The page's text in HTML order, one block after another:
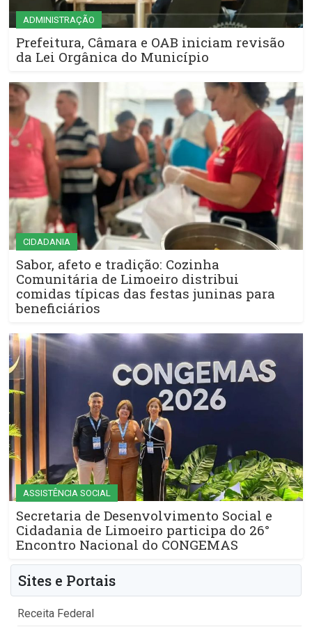
ADMINISTRAÇÃO
Prefeitura, Câmara e OAB iniciam revisão
da Lei Orgânica do Município
CIDADANIA
Sabor, afeto e tradição: Cozinha
Comunitária de Limoeiro distribui
comidas típicas das festas juninas para
beneficiários
ASSISTÊNCIA SOCIAL
Secretaria de Desenvolvimento Social e
Cidadania de Limoeiro participa do 26°
Encontro Nacional do CONGEMAS
Sites e Portais
Receita Federal